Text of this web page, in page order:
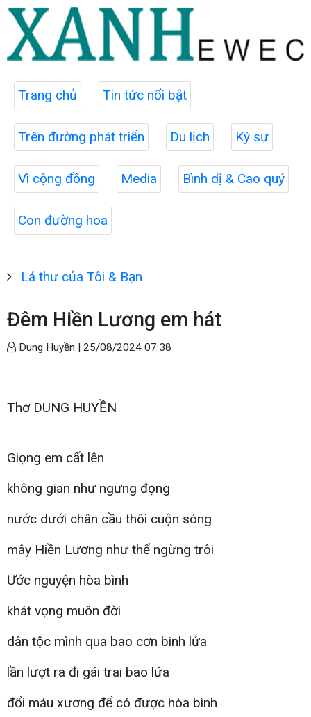
Trang chủ Tin tức nổi bật
Trên đường phát triển Du lịch Ký sự
Vì cộng đồng Media Bình dị & Cao quý
Con đường hoa
Lá thư của Tôi & Bạn
Đêm Hiền Lương em hát
Dung Huyền | 25/08/2024 07:38
Thơ DUNG HUYỀN
Giọng em cất lên
không gian như ngưng đọng
nước dưới chân cầu thôi cuộn sóng
mây Hiền Lương như thể ngừng trôi
Ước nguyện hòa bình
khát vọng muôn đời
dân tộc mình qua bao cơn binh lửa
lần lượt ra đi gái trai bao lứa
đổi máu xương để có được hòa bình